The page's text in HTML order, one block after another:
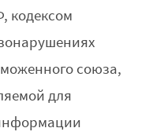
кодексом
союза,
для